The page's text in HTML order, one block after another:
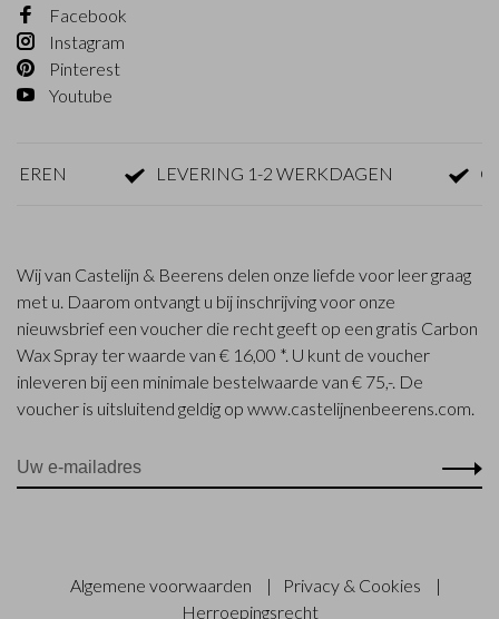
Facebook
Instagram
Pinterest
Youtube
LEVERING 1-2 WERKDAGEN
Wij van Castelijn & Beerens delen onze liefde voor leer graag
met u. Daarom ontvangt u bij inschrijving voor onze
nieuwsbrief een voucher die recht geeft op een gratis Carbon
Wax Spray ter waarde van € 16,00 *. U kunt de voucher
inleveren bij een minimale bestelwaarde van € 75,-. De
voucher is uitsluitend geldig op www.castelijnenbeerens.com.
Algemene voorwaarden | Privacy & Cookies
|
Herroepingsrecht